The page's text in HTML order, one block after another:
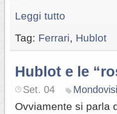
Leggi tutto
Tag: Ferrari Hublot
Hublot e le
Set. 04
Ovviamente si parla